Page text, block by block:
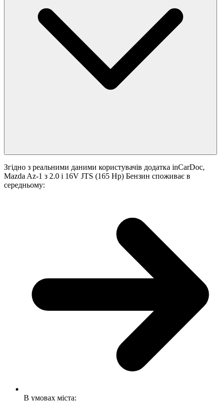
Згідно з реальними даними користувачів додатка inCarDoc,
Mazda Az-1 з 2.0 i 16V JTS (165 Hp) Бензин споживає в
середньому:
В умовах міста: